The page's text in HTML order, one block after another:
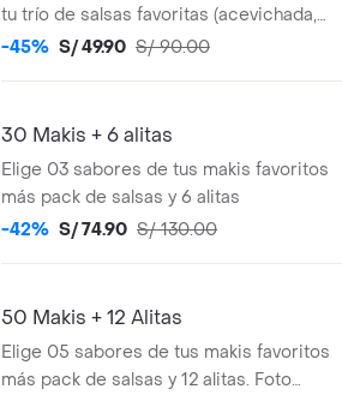
tu trío de salsas favoritas (acevichada,
anguila y shoyu) más pack de Nigiris x 4
-45% S/ 49.90 S/ 90.00
30 Makis + 6 alitas
Elige 03 sabores de tus makis favoritos
más pack de salsas y 6 alitas
-42% S/ 74.90 S/ 130.00
50 Makis + 12 Alitas
Elige 05 sabores de tus makis favoritos
más pack de salsas y 12 alitas. Foto